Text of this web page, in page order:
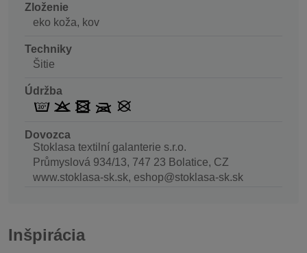
Zloženie
eko koža, kov
Techniky
Šitie
Údržba
Dovozca
Stoklasa textilní galanterie s.r.o.
Průmyslová 934/13, 747 23 Bolatice, CZ
www.stoklasa-sk.sk, eshop@stoklasa-sk.sk
Inšpirácia